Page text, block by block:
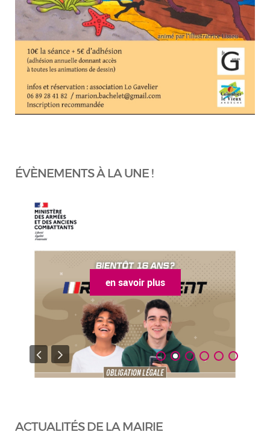
ÉVÈNEMENTS À LA UNE !
en savoir plus
ACTUALITÉS DE LA MAIRIE